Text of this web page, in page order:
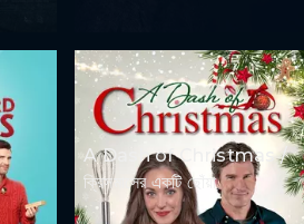
A Dash of Christmas /
ক্রিসমাসের একটি ছোঁয়া